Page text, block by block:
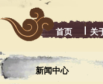
首页 关
新闻中心